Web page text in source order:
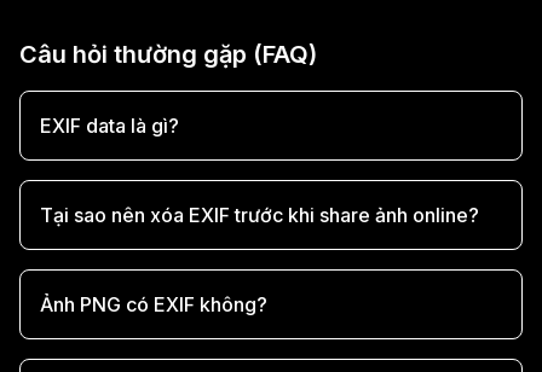
Câu hỏi thường gặp (FAQ)
EXIF data là gì?
Tại sao nên xóa EXIF trước khi share ảnh online?
Ảnh PNG có EXIF không?